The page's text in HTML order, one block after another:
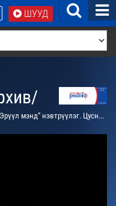
ШУУД
мэнд” нэвтрүүлэг. Цусны донорын дэлхийн өдөрт зориулсан дугаар /давтана/